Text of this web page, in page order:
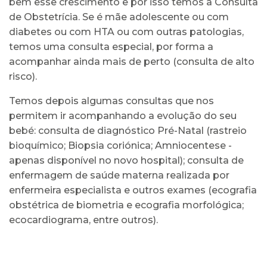
de Obstetrícia. Se é mãe adolescente ou com
diabetes ou com HTA ou com outras patologias,
temos uma consulta especial, por forma a
acompanhar ainda mais de perto (consulta de alto
risco).
Temos depois algumas consultas que nos
permitem ir acompanhando a evolução do seu
bebé: consulta de diagnóstico Pré-Natal (rastreio
bioquímico; Biopsia coriónica; Amniocentese -
apenas disponível no novo hospital); consulta de
enfermagem de saúde materna realizada por
enfermeira especialista e outros exames (ecografia
obstétrica de biometria e ecografia morfológica;
ecocardiograma, entre outros).